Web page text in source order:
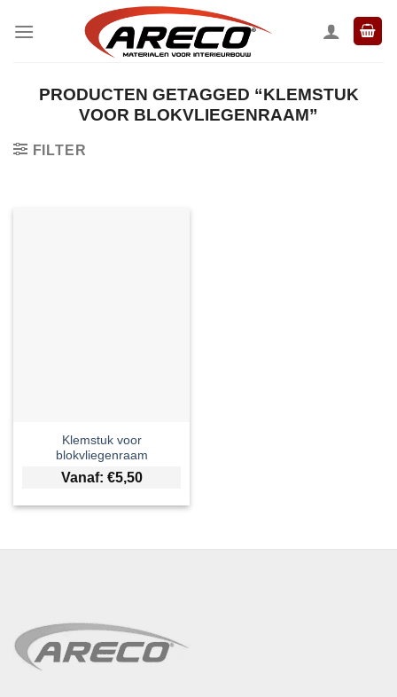
naar
PRODUCTEN GETAGGED “KLEMSTUK
VOOR BLOKVLIEGENRAAM”
FILTER
Klemstuk voor
blokvliegenraam
Vanaf: €5,50